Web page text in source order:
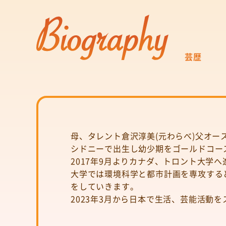
芸歴
母、タレント倉沢淳美(元わらべ)父オー
シドニーで出生し幼少期をゴールドコ
2017年9月よりカナダ、トロント大学
大学では環境科学と都市計画を専攻す
をしていきます。
2023年3月から日本で生活、芸能活動を